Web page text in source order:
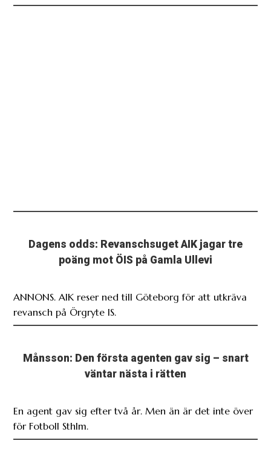
Dagens odds: Revanschsuget AIK jagar tre
poäng mot ÖIS på Gamla Ullevi
ANNONS. AIK reser ned till Göteborg för att utkräva
revansch på Örgryte IS.
Månsson: Den första agenten gav sig – snart
väntar nästa i rätten
En agent gav sig efter två år. Men än är det inte över
för Fotboll Sthlm.